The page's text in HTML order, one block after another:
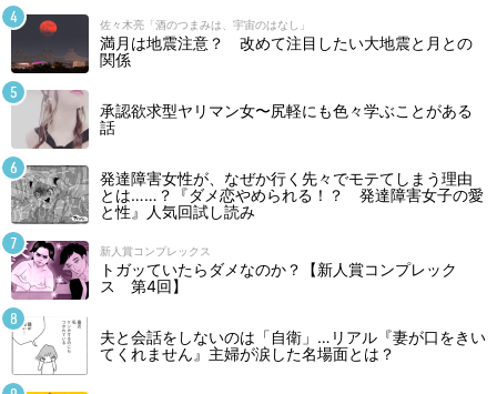
佐々木亮「酒のつまみは、宇宙のはなし」
満月は地震注意？ 改めて注目したい大地震と月との
関係
承認欲求型ヤリマン女〜尻軽にも色々学ぶことがある
話
発達障害女性が、なぜか行く先々でモテてしまう理由
とは……？『ダメ恋やめられる！？ 発達障害女子の愛
と性』人気回試し読み
新人賞コンプレックス
トガッていたらダメなのか？【新人賞コンプレック
ス 第4回】
夫と会話をしないのは「自衛」…リアル『妻が口をきい
てくれません』主婦が涙した名場面とは？